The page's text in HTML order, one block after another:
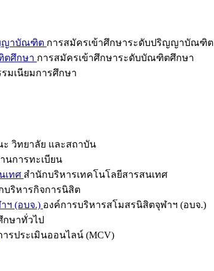
ญาบัณฑิต การสมัครเข้าศึกษาระดับปริญญาบัณฑิต
ตศึกษา การสมัครเข้าศึกษาระดับบัณฑิตศึกษา
มเนียมการศึกษา
วิทยาลัย และสถาบัน
นการทะเบียน
เทศ สำนักบริหารเทคโนโลยีสารสนเทศ
บริหารกิจการนิสิต
ฯ (อบจ.) องค์การบริหารสโมสรนิสิตจุฬาฯ (อบจ.)
ษาทั่วไป
ารประเมินออนไลน์ (MCV)